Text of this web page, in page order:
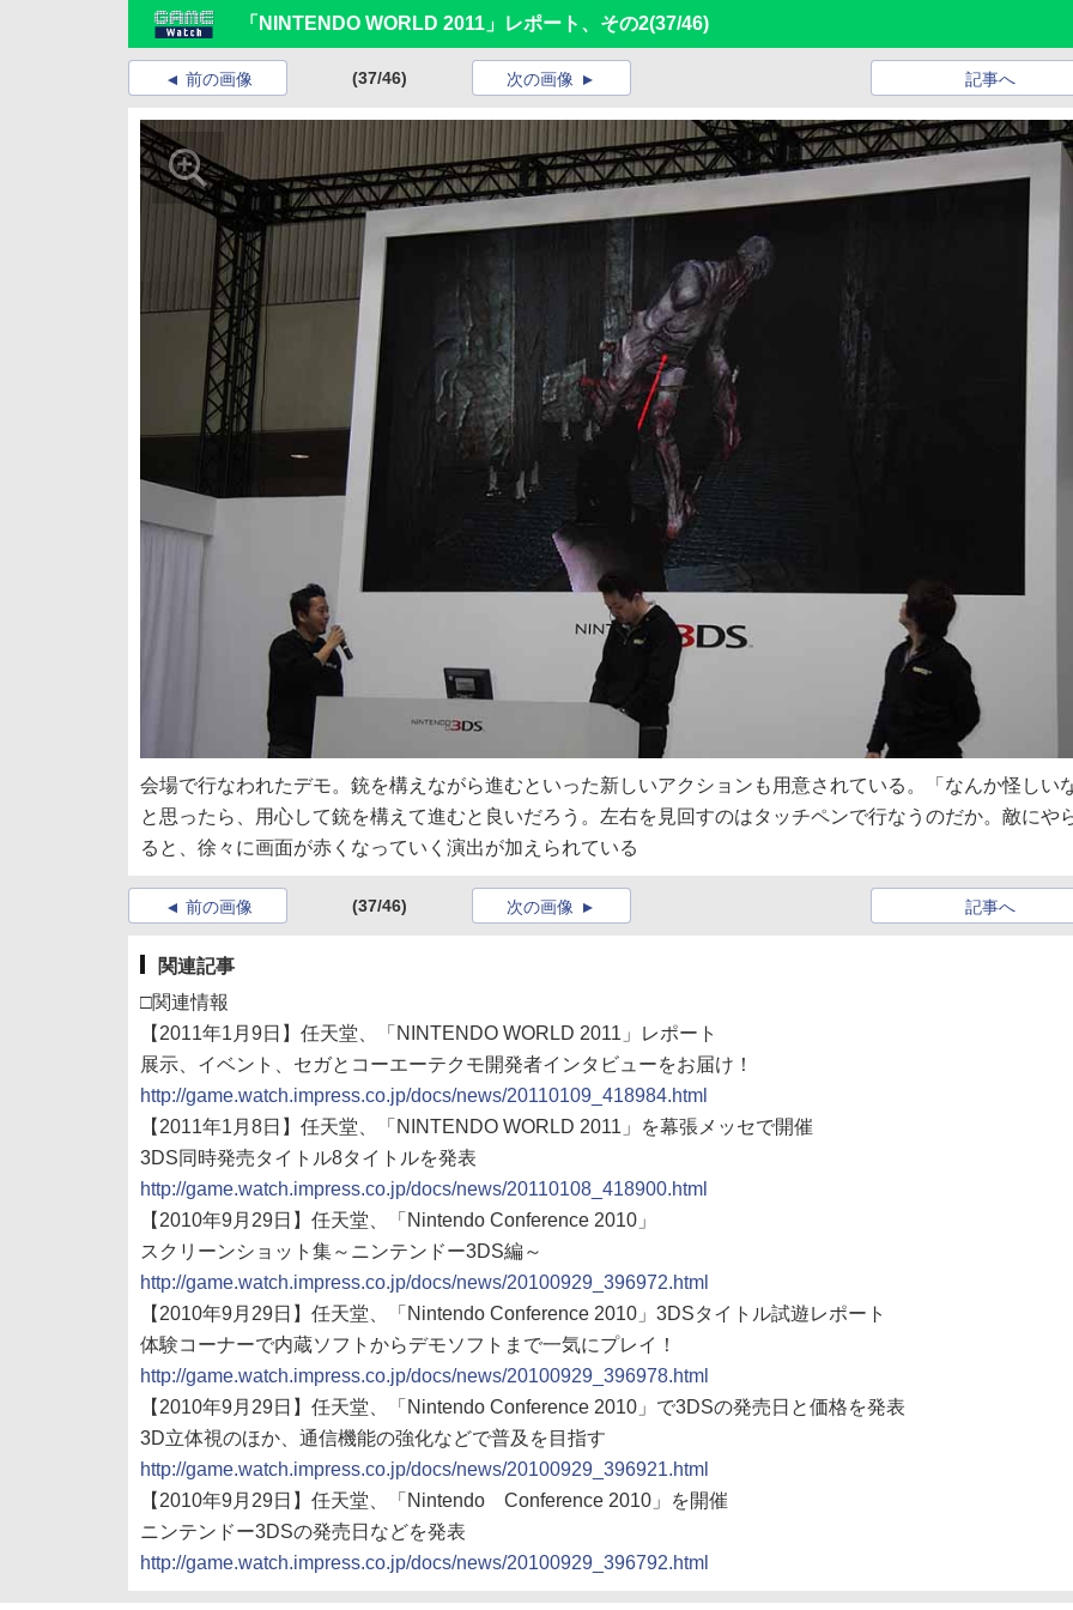
「NINTENDO WORLD 2011」レポート、その2(37/46)
前の画像 (37/46) 記事へ
次の画像
会場で行なわれたデモ。銃を構えながら進むといった新しいアクションも用意されている。「なんか怪しいな
と思ったら、用心して銃を構えて進むと良いだろう。左右を見回すのはタッチペンで行なうのだか。敵にや
ると、徐々に画面が赤くなっていく演出が加えられている
前の画像 (37/46) 記事へ
次の画像
関連記事
□関連情報
【2011年1月9日】任天堂、「NINTENDO WORLD 2011」レポート
展示、イベント、セガとコーエーテクモ開発者インタビューをお届け！
http://game.watch.impress.co.jp/docs/news/20110109_418984.html
【2011年1月8日】任天堂、「NINTENDO WORLD 2011」を幕張メッセで開催
3DS同時発売タイトル8タイトルを発表
http://game.watch.impress.co.jp/docs/news/20110108_418900.html
【2010年9月29日】任天堂、「Nintendo Conference 2010」
スクリーンショット集～ニンテンドー3DS編～
http://game.watch.impress.co.jp/docs/news/20100929_396972.html
【2010年9月29日】任天堂、「Nintendo Conference 2010」3DSタイトル試遊レポート
体験コーナーで内蔵ソフトからデモソフトまで一気にプレイ！
http://game.watch.impress.co.jp/docs/news/20100929_396978.html
【2010年9月29日】任天堂、「Nintendo Conference 2010」で3DSの発売日と価格を発表
3D立体視のほか、通信機能の強化などで普及を目指す
http://game.watch.impress.co.jp/docs/news/20100929_396921.html
【2010年9月29日】任天堂、「Nintendo Conference 2010」を開催
ニンテンドー3DSの発売日などを発表
http://game.watch.impress.co.jp/docs/news/20100929_396792.html